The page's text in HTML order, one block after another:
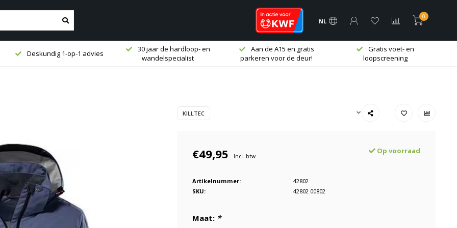
NL
0
Deskundig 1-op-1 advies
30 jaar de hardloop- en
wandelspecialist
Aan de A15 en gratis
parkeren voor de deur!
Gratis voet- en
loopscreening
KILLTEC
€49,95 Incl. btw
Op voorraad
Artikelnummer:
42802
SKU:
42802 00802
Maat: *